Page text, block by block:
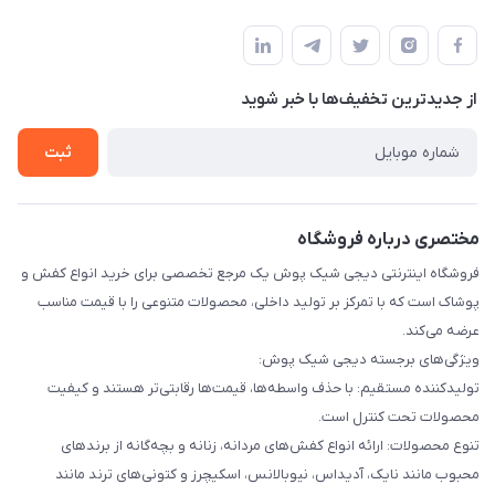
لیست محصولات
درباره ما
قوانین و مقررات
حریم خصوصی
راهنما
از جدید‌ترین تخفیف‌ها با‌ خبر شوید
ثبت
مختصری درباره فروشگاه
فروشگاه اینترنتی دیجی شیک پوش یک مرجع تخصصی برای خرید انواع کفش و
پوشاک است که با تمرکز بر تولید داخلی، محصولات متنوعی را با قیمت مناسب
عرضه می‌کند.
ویژگی‌های برجسته دیجی شیک پوش:
تولیدکننده مستقیم: با حذف واسطه‌ها، قیمت‌ها رقابتی‌تر هستند و کیفیت
محصولات تحت کنترل است.
تنوع محصولات: ارائه انواع کفش‌های مردانه، زنانه و بچه‌گانه از برندهای
محبوب مانند نایک، آدیداس، نیوبالانس، اسکیچرز و کتونی‌های ترند مانند